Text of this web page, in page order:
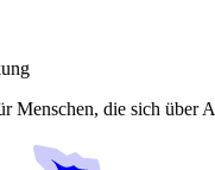
Menschen, die sich über